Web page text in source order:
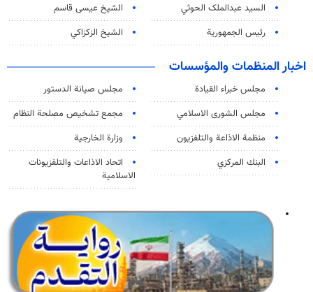
السید عبدالملک الحوثي
الشيخ عيسى قاسم
رئيس الجمهورية
الشيخ الزكزاكي
اخبار المنظمات والمؤسسات
مجلس خبراء القيادة
مجلس صيانة الدستور
مجلس الشورى الاسلامي
مجمع تشخيص مصلحة النظام
منظمة الاذاعة والتلفزیون
وزارة الخارجية
البنك المركزي
اتحاد الاذاعات والتلفزيونات
الاسلامية